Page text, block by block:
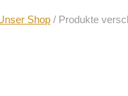
Shop / Produkte